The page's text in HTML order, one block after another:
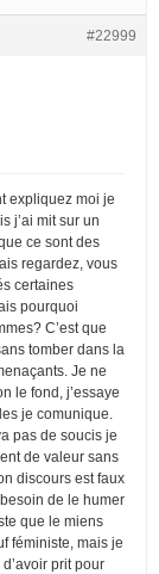
#22999
expliquez moi je
j’ai mit sur un
ce sont des
regardez, vous
certaines
pourquoi
C’est que
tomber dans la
Je ne
le fond, j’essaye
je comunique.
pas de soucis je
de valeur sans
discours est faux
de le humer
que le miens
féministe, mais je
prit pour